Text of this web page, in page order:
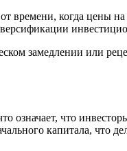
времени, когда цены
замедлении или
означает, что
капитала, что